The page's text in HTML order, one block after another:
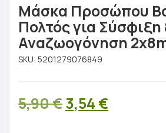
Μάσκα Προσώπου
Πολτός για Σύσφιξη
Αναζωογόνηση
SKU: 5201279076849
5,90€Original
3,54 €Η